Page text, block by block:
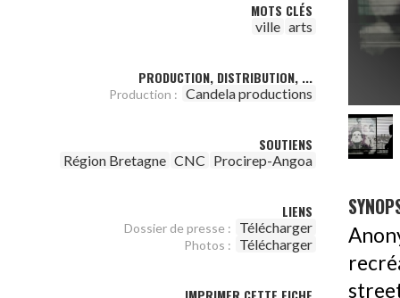
MOTS CLÉS
ville arts
PRODUCTION, DISTRIBUTION, ...
Production : Candela productions
SOUTIENS
Région Bretagne CNC Procirep-Angoa
LIENS
Dossier de presse : Télécharger
Photos : Télécharger